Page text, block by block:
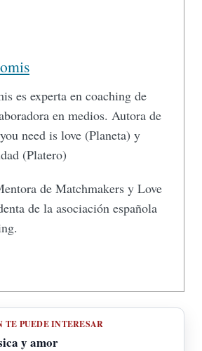
es experta en coaching de
en medios. Autora de
need is love (Planeta) y
(Platero)
de Matchmakers y Love
de la asociación española
TE PUEDE INTERESAR
y amor